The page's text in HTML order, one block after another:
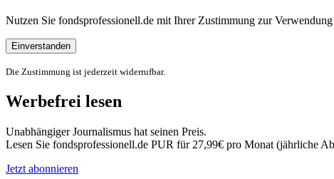
Nutzen Sie fondsprofessionell.de mit Ihrer Zustimmung zur
Einverstanden
Die Zustimmung ist jederzeit widerrufbar.
Werbefrei lesen
Unabhängiger Journalismus hat seinen Preis.
Lesen Sie fondsprofessionell.de PUR für 27,99€ pro Monat (jährliche
Jetzt abonnieren